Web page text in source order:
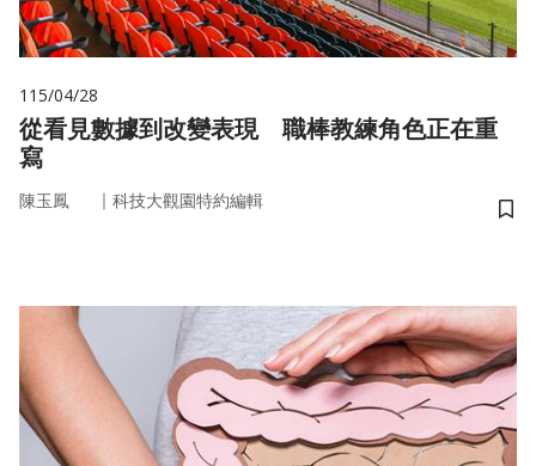
115/04/28
從看見數據到改變表現 職棒教練角色正在重
寫
陳玉鳳 ｜ 科技大觀園特約編輯
儲